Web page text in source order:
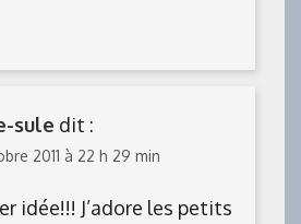
sule dit :
2011 à 22 h 29 min
idée!!! J’adore les petits